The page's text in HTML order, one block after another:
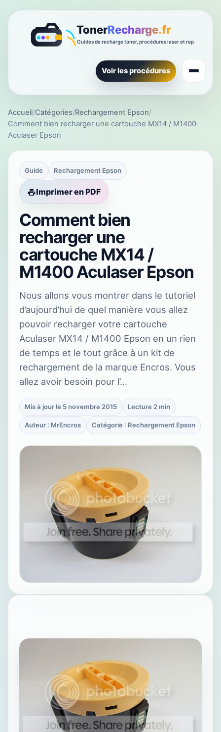
Voir les procédures
Accueil/Catégories/Rechargement Epson/
Comment bien recharger une cartouche MX14 / M1400
Aculaser Epson
Guide Rechargement Epson
Imprimer en PDF
Comment bien
recharger une
cartouche MX14 /
M1400 Aculaser Epson
Nous allons vous montrer dans le tutoriel
d’aujourd’hui de quel manière vous allez
pouvoir recharger votre cartouche
Aculaser MX14 / M1400 Epson en un rien
de temps et le tout grâce à un kit de
rechargement de la marque Encros. Vous
allez avoir besoin pour l’…
Mis à jour le 5 novembre 2015 Lecture 2 min
Auteur : MrEncros Catégorie : Rechargement Epson